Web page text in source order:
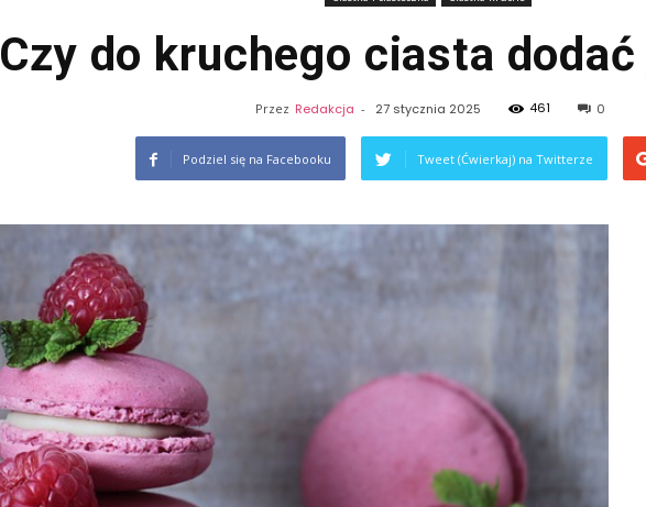
Czy do kruchego ciasta
Przez Redakcja - 27 stycznia 2025 461 0
Podziel się na Facebooku Tweet (Ćwierkaj) na Twitterze